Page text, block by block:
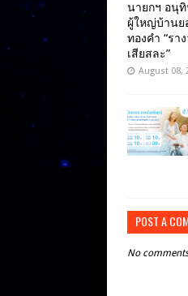
นายกฯ อนุ
ผู้ใหญ่บ้านย
ทองคำ “รา
เสียสละ”
August 08,
POST A
No comments